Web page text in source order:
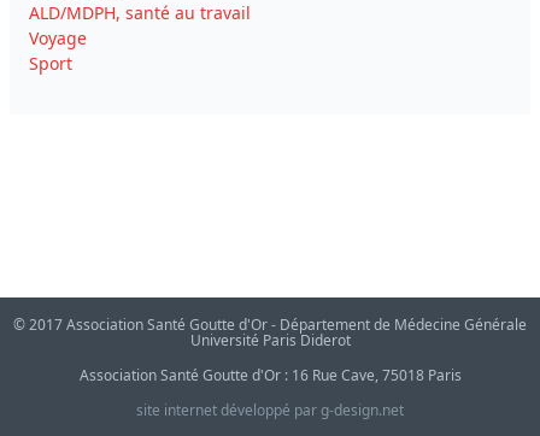
ALD/MDPH, santé au travail
Voyage
Sport
© 2017 Association Santé Goutte d'Or - Département de Médecine Générale
Université Paris Diderot
Association Santé Goutte d'Or : 16 Rue Cave, 75018 Paris
site internet développé par g-design.net